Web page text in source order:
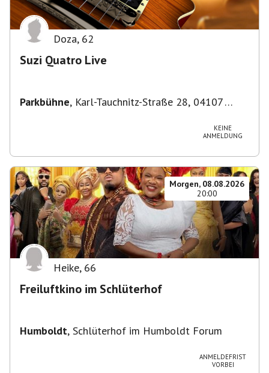
Doza, 62
Suzi Quatro Live
Parkbühne, Karl-Tauchnitz-Straße 28, 04107
KEINE
ANMELDUNG
Morgen, 08.08.2026
20:00
Heike, 66
Freiluftkino im Schlüterhof
Humboldt, Schlüterhof im Humboldt Forum
ANMELDEFRIST
VORBEI